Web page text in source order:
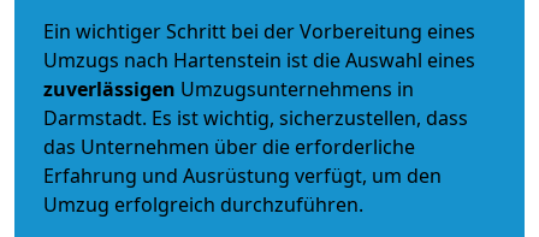
Ein wichtiger Schritt bei der Vorbereitung eines
Umzugs nach Hartenstein ist die Auswahl eines
zuverlässigen Umzugsunternehmens in
Darmstadt. Es ist wichtig, sicherzustellen, dass
das Unternehmen über die erforderliche
Erfahrung und Ausrüstung verfügt, um den
Umzug erfolgreich durchzuführen.